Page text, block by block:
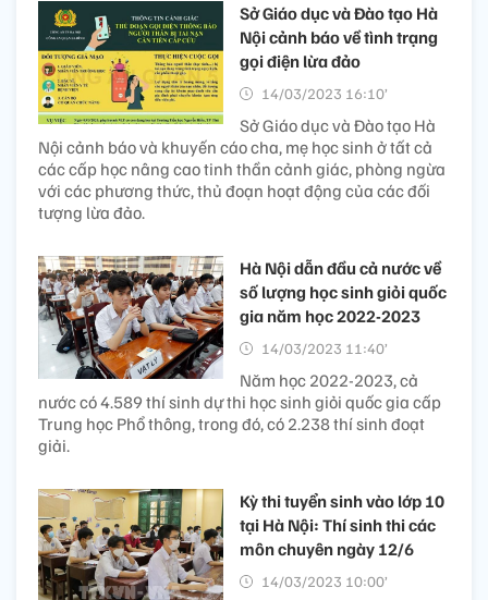
Sở Giáo dục và Đào tạo Hà
Nội cảnh báo về tình trạng
gọi điện lừa đảo
14/03/2023 16:10’
Sở Giáo dục và Đào tạo Hà
Nội cảnh báo và khuyến cáo cha, mẹ học sinh ở tất cả
các cấp học nâng cao tinh thần cảnh giác, phòng ngừa
với các phương thức, thủ đoạn hoạt động của các đối
tượng lừa đảo.
Hà Nội dẫn đầu cả nước về
số lượng học sinh giỏi quốc
gia năm học 2022-2023
14/03/2023 11:40’
Năm học 2022-2023, cả
nước có 4.589 thí sinh dự thi học sinh giỏi quốc gia cấp
Trung học Phổ thông, trong đó, có 2.238 thí sinh đoạt
giải.
Kỳ thi tuyển sinh vào lớp 10
tại Hà Nội: Thí sinh thi các
môn chuyên ngày 12/6
14/03/2023 10:00’